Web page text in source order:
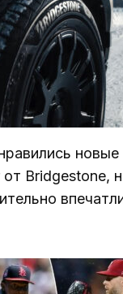
от Bridgestone,